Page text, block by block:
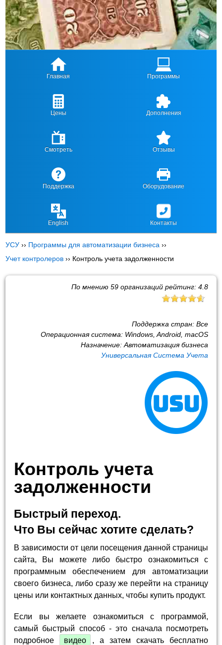
Главная Программы
Цены Дополнения
Смотреть Отзывы
Поддержка Оборудование
English Контакты
УСУ ›› Программы для автоматизации бизнеса ››
Учет контролеров ›› Контроль учета задолженности
По мнению 59организаций рейтинг: 4.8
Поддержка стран: Все
Операционная система: Windows, Android, macOS
Назначение: Автоматизация бизнеса
Универсальная Система Учета
Контроль учета
задолженности
Быстрый переход.
Что Вы сейчас хотите сделать?
В зависимости от цели посещения данной страницы
сайта, Вы можете либо быстро ознакомиться с
программным обеспечением для автоматизации
своего бизнеса, либо сразу же перейти на страницу
цены или контактных данных, чтобы купить продукт.
Если вы желаете ознакомиться с программой,
самый быстрый способ - это сначала посмотреть
подробное
видео
, а затем скачать бесплатно